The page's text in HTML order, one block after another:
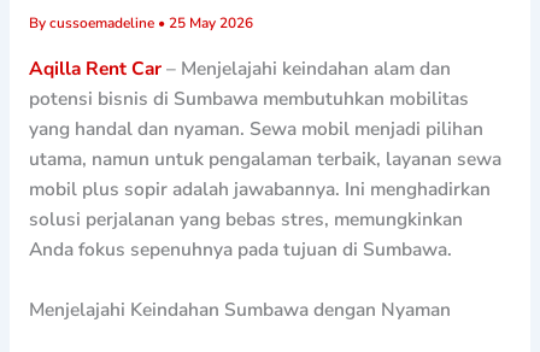
Bycussoemadeline •25 May 2026
Aqilla Rent Car– Menjelajahi keindahan alam dan
potensi bisnis di Sumbawa membutuhkan mobilitas
yang handal dan nyaman. Sewa mobil menjadi pilihan
utama, namun untuk pengalaman terbaik, layanan sewa
mobil plus sopir adalah jawabannya. Ini menghadirkan
solusi perjalanan yang bebas stres, memungkinkan
Anda fokus sepenuhnya pada tujuan di Sumbawa.
Menjelajahi Keindahan Sumbawa dengan Nyaman